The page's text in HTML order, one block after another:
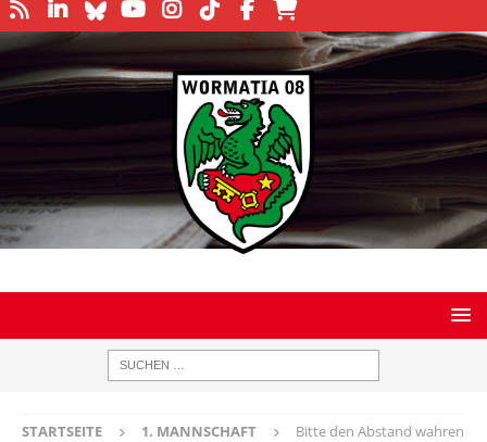
STARTSEITE 1. MANNSCHAFT Bitte den Abstand wahren